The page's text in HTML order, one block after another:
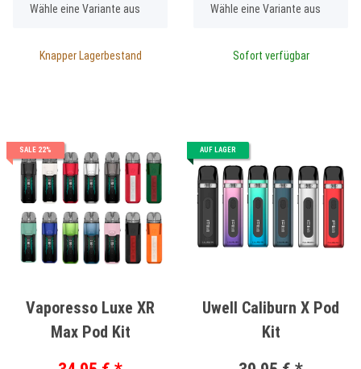
x
Wähle eine Variante aus
Knapper Lagerbestand
x
Wähle eine Variante aus
Sofort verfügbar
SALE 22%
Vaporesso Luxe XR
Max Pod Kit
AUF LAGER
Uwell Caliburn X Pod
Kit